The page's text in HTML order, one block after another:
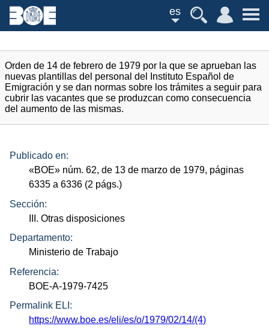
es
Orden de 14 de febrero de 1979 por la que se aprueban las
nuevas plantillas del personal del Instituto Español de
Emigración y se dan normas sobre los trámites a seguir para
cubrir las vacantes que se produzcan como consecuencia
del aumento de las mismas.
Publicado en:
«BOE» núm. 62, de 13 de marzo de 1979, páginas
6335 a 6336 (2 págs.)
Sección:
III. Otras disposiciones
Departamento:
Ministerio de Trabajo
Referencia:
BOE-A-1979-7425
Permalink ELI:
https://www.boe.es/eli/es/o/1979/02/14/(4)